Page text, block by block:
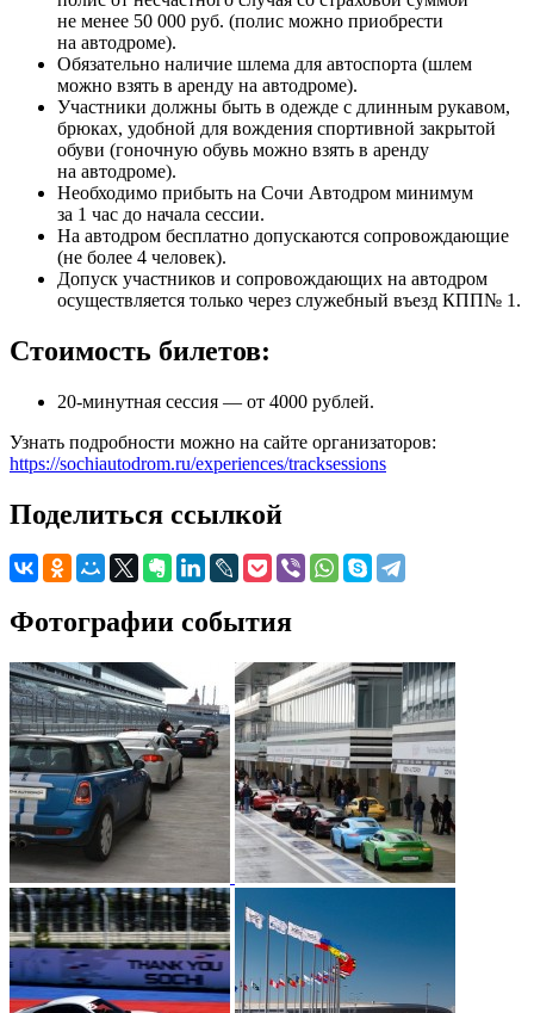
не менее 50 000 руб. (полис можно приобрести
на автодроме).
Обязательно наличие шлема для автоспорта (шлем
можно взять в аренду на автодроме).
Участники должны быть в одежде с длинным рукавом,
брюках, удобной для вождения спортивной закрытой
обуви (гоночную обувь можно взять в аренду
на автодроме).
Необходимо прибыть на Сочи Автодром минимум
за 1 час до начала сессии.
На автодром бесплатно допускаются сопровождающие
(не более 4 человек).
Допуск участников и сопровождающих на автодром
осуществляется только через служебный въезд КПП№ 1.
Стоимость билетов:
20-минутная сессия — от 4000 рублей.
Узнать подробности можно на сайте организаторов:
https://sochiautodrom.ru/experiences/tracksessions
Поделиться ссылкой
Фотографии события